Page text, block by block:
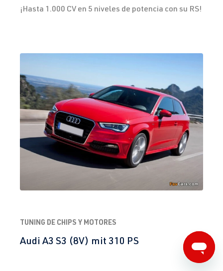
¡Hasta 1.000 CV en 5 niveles de potencia con su RS!
TUNING DE CHIPS Y MOTORES
Audi A3 S3 (8V) mit 310 PS